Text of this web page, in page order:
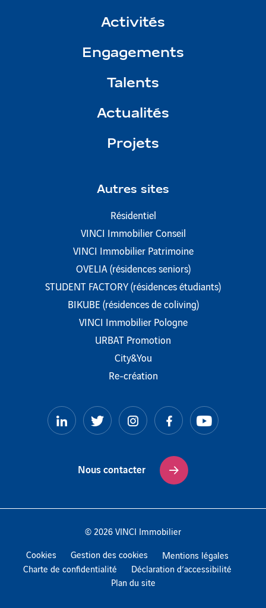
Activités
Engagements
Talents
Actualités
Projets
Autres sites
Résidentiel
VINCI Immobilier Conseil
VINCI Immobilier Patrimoine
OVELIA (résidences seniors)
STUDENT FACTORY (résidences étudiants)
BIKUBE (résidences de coliving)
VINCI Immobilier Pologne
URBAT Promotion
City&You
Re-création
LinkedInTwitter InstagramFacebook YouTube
Nous contacter
© 2026 VINCI Immobilier
Cookies Gestion des cookies
Mentions légales
Charte de confidentialité
Déclaration d’accessibilité
Plan du site